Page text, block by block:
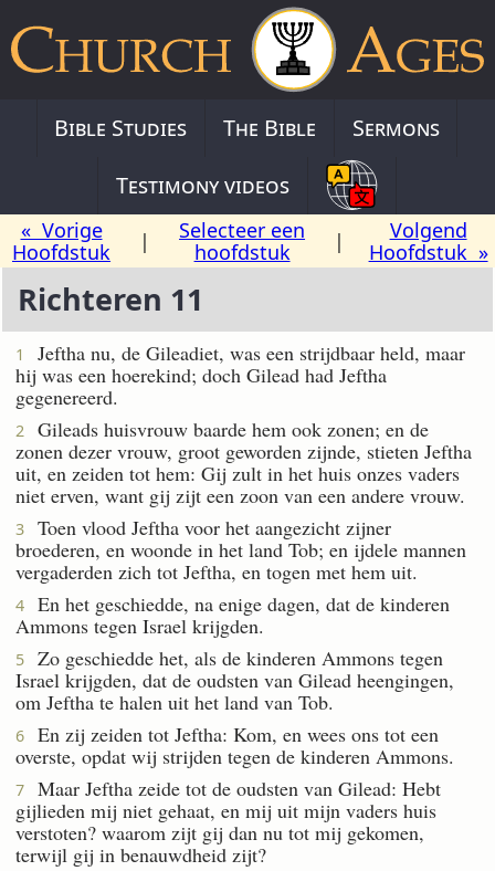
Bible Studies The Bible
Sermons
Testimony videos
« Vorige
Hoofdstuk
|
Selecteer een
hoofdstuk
|
Volgend
Hoofdstuk »
Richteren 11
1
Jeftha nu, de Gileadiet, was een strijdbaar held, maar
hij was een hoerekind; doch Gilead had Jeftha
gegenereerd.
2
Gileads huisvrouw baarde hem ook zonen; en de
zonen dezer vrouw, groot geworden zijnde, stieten Jeftha
uit, en zeiden tot hem: Gij zult in het huis onzes vaders
niet erven, want gij zijt een zoon van een andere vrouw.
3
Toen vlood Jeftha voor het aangezicht zijner
broederen, en woonde in het land Tob; en ijdele mannen
vergaderden zich tot Jeftha, en togen met hem uit.
4
En het geschiedde, na enige dagen, dat de kinderen
Ammons tegen Israel krijgden.
5
Zo geschiedde het, als de kinderen Ammons tegen
Israel krijgden, dat de oudsten van Gilead heengingen,
om Jeftha te halen uit het land van Tob.
6
En zij zeiden tot Jeftha: Kom, en wees ons tot een
overste, opdat wij strijden tegen de kinderen Ammons.
7
Maar Jeftha zeide tot de oudsten van Gilead: Hebt
gijlieden mij niet gehaat, en mij uit mijn vaders huis
verstoten? waarom zijt gij dan nu tot mij gekomen,
terwijl gij in benauwdheid zijt?